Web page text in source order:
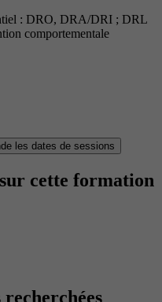
: DRO, DRA/DRI ; DRL
comportementale
les dates de sessions
cette formation